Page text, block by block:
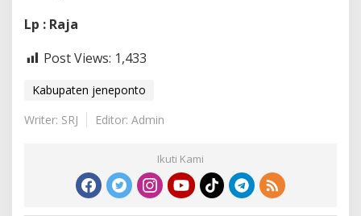
Lp : Raja
Post Views: 1,433
Kabupaten jeneponto
Writer: SRJ
Editor: Admin
Ikuti Kami